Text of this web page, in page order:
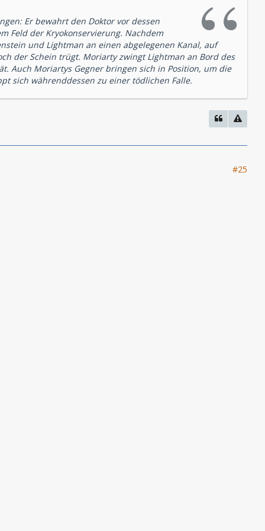
Er bewahrt den Doktor vor dessen
Feld der Kryokonservierung. Nachdem
und Lightman an einen abgelegenen Kanal, auf
der Schein trügt. Moriarty zwingt Lightman an Bord des
Auch Moriartys Gegner bringen sich in Position, um die
sich währenddessen zu einer tödlichen Falle.
#25